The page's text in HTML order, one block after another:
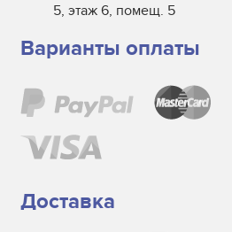
5, этаж 6, помещ. 5
Варианты оплаты
Доставка